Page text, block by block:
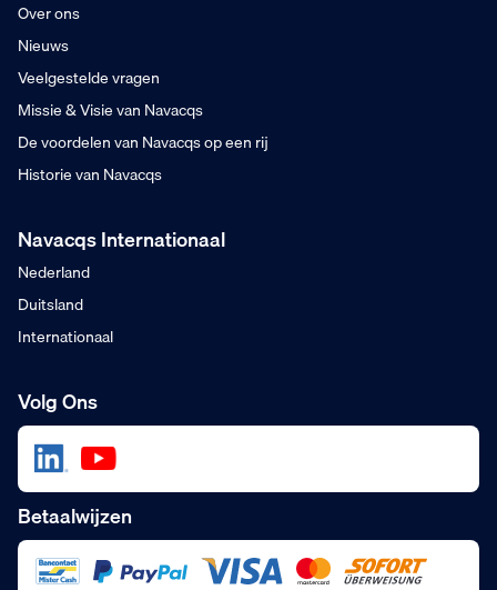
Over ons
Nieuws
Veelgestelde vragen
Missie & Visie van Navacqs
De voordelen van Navacqs op een rij
Historie van Navacqs
Navacqs Internationaal
Nederland
Duitsland
Internationaal
Volg Ons
Betaalwijzen